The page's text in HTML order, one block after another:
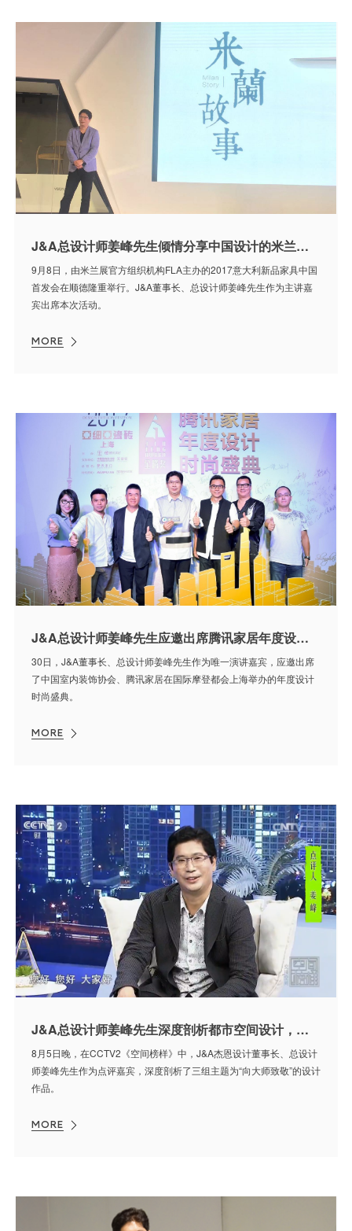
J&A总设计师姜峰先生倾情分享中国设计的米兰故事
9月8日，由米兰展官方组织机构FLA主办的2017意大利新品家具中国
首发会在顺德隆重举行。J&A董事长、总设计师姜峰先生作为主讲嘉
宾出席本次活动。
MORE
J&A总设计师姜峰先生应邀出席腾讯家居年度设计时尚盛典 解码&辩论精彩纷呈
30日，J&A董事长、总设计师姜峰先生作为唯一演讲嘉宾，应邀出席
了中国室内装饰协会、腾讯家居在国际摩登都会上海举办的年度设计
时尚盛典。
MORE
J&A总设计师姜峰先生深度剖析都市空间设计，分享智能化设计新体验
8月5日晚，在CCTV2《空间榜样》中，J&A杰恩设计董事长、总设计
师姜峰先生作为点评嘉宾，深度剖析了三组主题为“向大师致敬”的设计
作品。
MORE